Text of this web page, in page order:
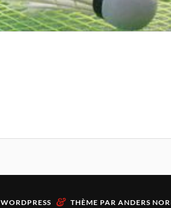
WORDPRESS & THÈME PAR ANDERS